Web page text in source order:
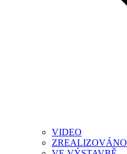
VIDEO
ZREALIZOVÁNO